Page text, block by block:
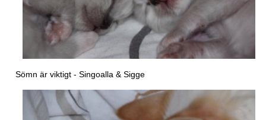
Sömn är viktigt - Singoalla & Sigge